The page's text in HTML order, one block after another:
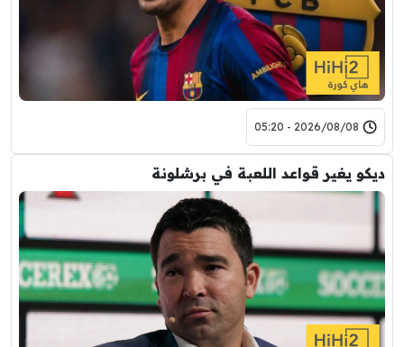
2026/08/08 - 05:20
ديكو يغير قواعد اللعبة في برشلونة